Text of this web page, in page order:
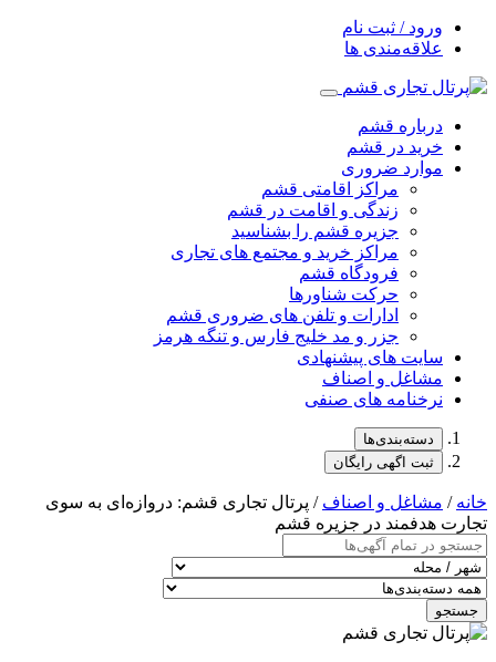
ورود / ثبت نام
علاقه‌مندی ها
درباره قشم
خرید در قشم
موارد ضروری
مراکز اقامتی قشم
زندگی و اقامت در قشم
جزیره قشم را بشناسید
مراکز خرید و مجتمع های تجاری
فرودگاه قشم
حرکت شناورها
ادارات و تلفن های ضروری قشم
جزر و مد خلیج فارس و تنگه هرمز
سایت های پیشنهادی
مشاغل و اصناف
نرخنامه های صنفی
دسته‌بندی‌ها
ثبت اگهی رایگان
خانه / مشاغل و اصناف / پرتال تجاری قشم: دروازه‌ای به سوی
تجارت هدفمند در جزیره قشم
جستجو